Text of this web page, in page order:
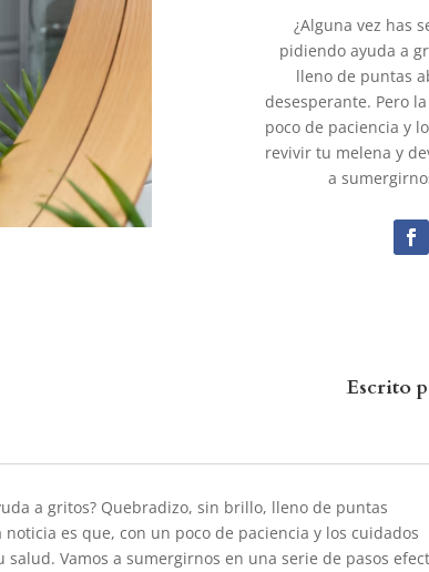
¿Alguna vez has
pidiendo ayuda a
lleno de puntas
desesperante. Pero
poco de paciencia y
revivir tu melena y
a
Escrito
a gritos? Quebradizo, sin brillo, lleno de puntas
es que, con un poco de paciencia y los cuidados
salud. Vamos a sumergirnos en una serie de pasos